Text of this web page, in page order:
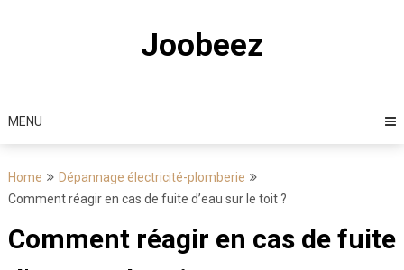
Joobeez
MENU
Home
Dépannage électricité-plomberie
Comment réagir en cas de fuite d’eau sur le toit ?
Comment réagir en cas de fuite